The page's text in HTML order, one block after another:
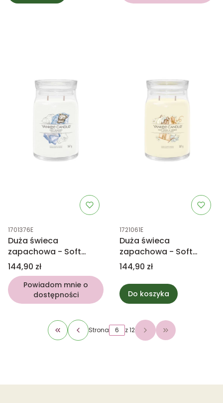
Kod produktu
1701376E
Duża świeca
zapachowa - Soft
Blanket - Yankee
Candle
Cena
144,90 zł
Powiadom mnie o
dostępności
Kod produktu
1721061E
Duża świeca
zapachowa - Soft
Wool & Amber -
Yankee Candle
Cena
144,90 zł
Do koszyka
Wróć do pierwszej strony z produktami
Strona z 12 Przejdź do